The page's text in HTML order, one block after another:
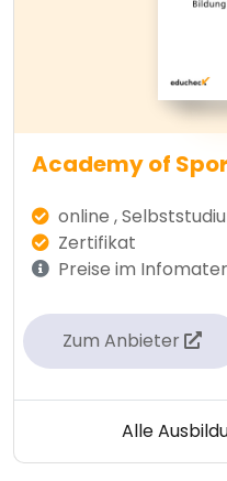
Academy of
online ,
Zertifikat
Preise im
Zum Anbieter
Alle